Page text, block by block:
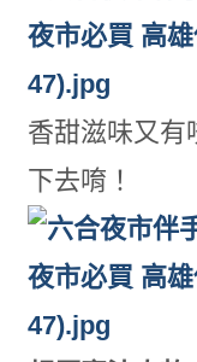
香甜滋味又有
下去唷！